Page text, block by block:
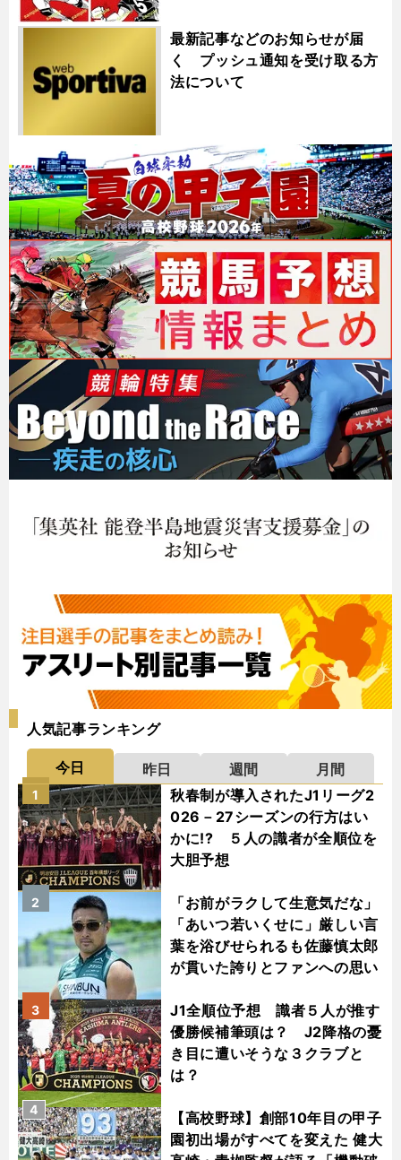
最新記事などのお知らせが届
く プッシュ通知を受け取る方
法について
人気記事ランキング
今日 昨日 週間
月間
秋春制が導入されたJ1リーグ2
026－27シーズンの行方はい
かに!? ５人の識者が全順位を
大胆予想
1
「お前がラクして生意気だな」
「あいつ若いくせに」厳しい言
葉を浴びせられるも佐藤慎太郎
が貫いた誇りとファンへの思い
2
J1全順位予想 識者５人が推す
優勝候補筆頭は？ J2降格の憂
き目に遭いそうな３クラブと
は？
3
【高校野球】創部10年目の甲子
園初出場がすべてを変えた 健大
4